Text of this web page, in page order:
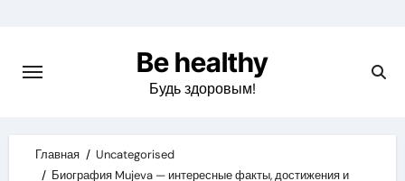
content
Be healthy
Будь здоровым!
Главная
Uncategorised
Биография Mujeva — интересные факты, достижения и